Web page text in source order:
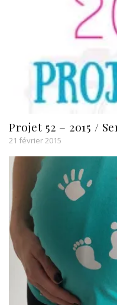
Projet 52 – 2015 /
21 février 2015